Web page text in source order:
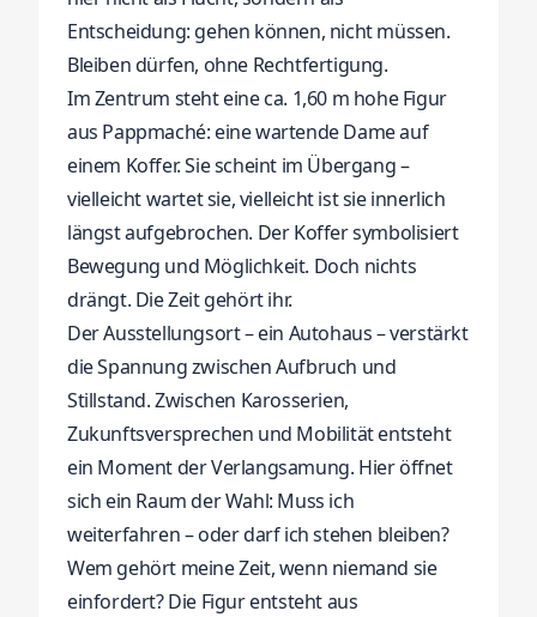
Entscheidung: gehen können, nicht müssen.
Bleiben dürfen, ohne Rechtfertigung.
Im Zentrum steht eine ca. 1,60 m hohe Figur
aus Pappmaché: eine wartende Dame auf
einem Koffer. Sie scheint im Übergang –
vielleicht wartet sie, vielleicht ist sie innerlich
längst aufgebrochen. Der Koffer symbolisiert
Bewegung und Möglichkeit. Doch nichts
drängt. Die Zeit gehört ihr.
Der Ausstellungsort – ein Autohaus – verstärkt
die Spannung zwischen Aufbruch und
Stillstand. Zwischen Karosserien,
Zukunftsversprechen und Mobilität entsteht
ein Moment der Verlangsamung. Hier öffnet
sich ein Raum der Wahl: Muss ich
weiterfahren – oder darf ich stehen bleiben?
Wem gehört meine Zeit, wenn niemand sie
einfordert? Die Figur entsteht aus